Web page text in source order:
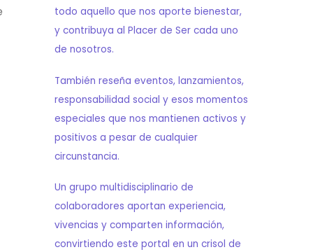
todo aquello que nos aporte bienestar,
y contribuya al Placer de Ser cada uno
de nosotros.
También reseña eventos, lanzamientos,
responsabilidad social y esos momentos
especiales que nos mantienen activos y
positivos a pesar de cualquier
circunstancia.
Un grupo multidisciplinario de
colaboradores aportan experiencia,
vivencias y comparten información,
convirtiendo este portal en un crisol de